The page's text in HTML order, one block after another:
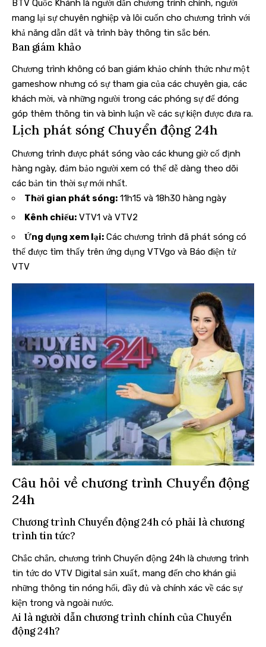
BTV Quốc Khánh là người dẫn chương trình chính, người
mang lại sự chuyên nghiệp và lôi cuốn cho chương trình với
khả năng dẫn dắt và trình bày thông tin sắc bén.
Ban giám khảo
Chương trình không có ban giám khảo chính thức như một
gameshow nhưng có sự tham gia của các chuyên gia, các
khách mời, và những người trong các phóng sự để đóng
góp thêm thông tin và bình luận về các sự kiện được đưa ra.
Lịch phát sóng Chuyển động 24h
Chương trình được phát sóng vào các khung giờ cố định
hàng ngày, đảm bảo người xem có thể dễ dàng theo dõi
các bản tin thời sự mới nhất.
Thời gian phát sóng: 11h15 và 18h30 hàng ngày
Kênh chiếu: VTV1 và VTV2
Ứng dụng xem lại: Các chương trình đã phát sóng có
thể được tìm thấy trên ứng dụng VTVgo và Báo điện tử
VTV
Câu hỏi về chương trình Chuyển động
24h
Chương trình Chuyển động 24h có phải là chương
trình tin tức?
Chắc chắn, chương trình Chuyển động 24h là chương trình
tin tức do VTV Digital sản xuất, mang đến cho khán giả
những thông tin nóng hổi, đầy đủ và chính xác về các sự
kiện trong và ngoài nước.
Ai là người dẫn chương trình chính của Chuyển
động 24h?